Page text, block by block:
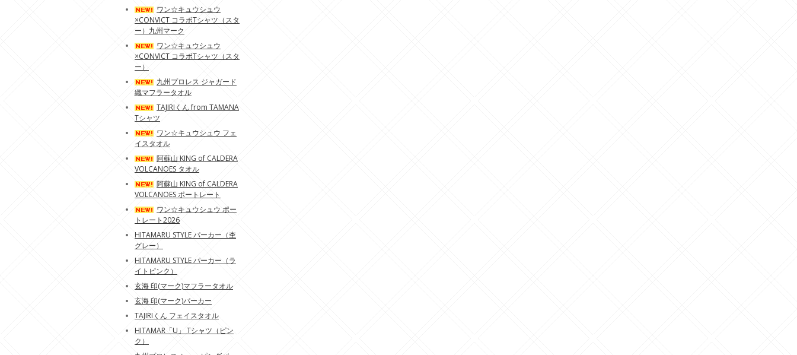
ワン☆キュウシュウ
×CONVICT コラボTシャツ（スタ
ー）九州マーク
ワン☆キュウシュウ
×CONVICT コラボTシャツ（スタ
ー）
九州プロレス ジャガード
織マフラータオル
TAJIRIくん from TAMANA
Tシャツ
ワン☆キュウシュウ フェ
イスタオル
阿蘇山 KING of CALDERA
VOLCANOES タオル
阿蘇山 KING of CALDERA
VOLCANOES ポートレート
ワン☆キュウシュウ ポー
トレート2026
HITAMARU STYLE パーカー（杢
グレー）
HITAMARU STYLE パーカー（ラ
イトピンク）
玄海 印(マーク)マフラータオル
玄海 印(マーク)パーカー
TAJIRIくん フェイスタオル
HITAMAR「U」 Tシャツ（ピン
ク）